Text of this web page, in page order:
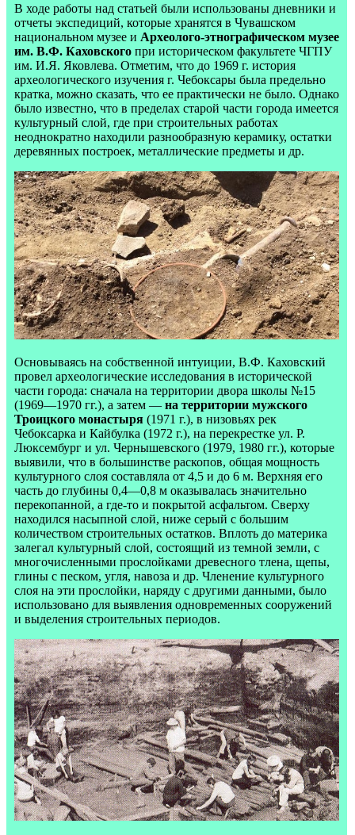
В ходе работы над статьей были использованы дневники и
отчеты экспедиций, которые хранятся в Чувашском
национальном музее и Археолого-этнографическом музее
им. В.Ф. Каховского при историческом факультете ЧГПУ
им. И.Я. Яковлева. Отметим, что до 1969 г. история
археологического изучения г. Чебоксары была предельно
кратка, можно сказать, что ее практически не было. Однако
было известно, что в пределах старой части города имеется
культурный слой, где при строительных работах
неоднократно находили разнообразную керамику, остатки
деревянных построек, металлические предметы и др.
Основываясь на собственной интуиции, В.Ф. Каховский
провел археологические исследования в исторической
части города: сначала на территории двора школы №15
(1969—1970 гг.), а затем — на территории мужского
Троицкого монастыря (1971 г.), в низовьях рек
Чебоксарка и Кайбулка (1972 г.), на перекрестке ул. Р.
Люксембург и ул. Чернышевского (1979, 1980 гг.), которые
выявили, что в большинстве раскопов, общая мощность
культурного слоя составляла от 4,5 и до 6 м. Верхняя его
часть до глубины 0,4—0,8 м оказывалась значительно
перекопанной, а где-то и покрытой асфальтом. Сверху
находился насыпной слой, ниже серый с большим
количеством строительных остатков. Вплоть до материка
залегал культурный слой, состоящий из темной земли, с
многочисленными прослойками древесного тлена, щепы,
глины с песком, угля, навоза и др. Членение культурного
слоя на эти прослойки, наряду с другими данными, было
использовано для выявления одновременных сооружений
и выделения строительных периодов.